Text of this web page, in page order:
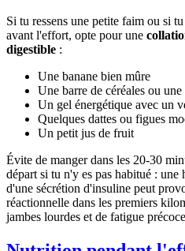
Si tu ressens une petite faim ou si
avant l'effort, opte pour une
digestible :
Une banane bien mûre
Une barre de céréales ou une
Un gel énergétique avec un
Quelques dattes ou figues
Un petit jus de fruit
Évite de manger dans les 20-30
départ si tu n'y es pas habitué :
d'une sécrétion d'insuline peut
réactionnelle dans les premiers
jambes lourdes et de fatigue